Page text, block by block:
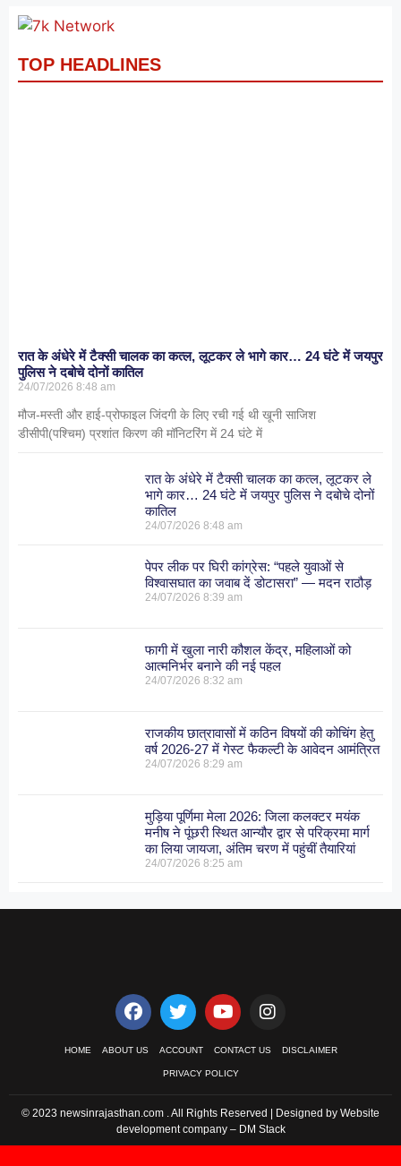
TOP HEADLINES
रात के अंधेरे में टैक्सी चालक का कत्ल, लूटकर ले भागे कार… 24 घंटे में जयपुर
पुलिस ने दबोचे दोनों कातिल
24/07/2026 8:48 am
मौज-मस्ती और हाई-प्रोफाइल जिंदगी के लिए रची गई थी खूनी साजिश
डीसीपी(पश्चिम) प्रशांत किरण की मॉनिटरिंग में 24 घंटे में
रात के अंधेरे में टैक्सी चालक का कत्ल, लूटकर ले
भागे कार… 24 घंटे में जयपुर पुलिस ने दबोचे दोनों
कातिल
24/07/20268:48 am
पेपर लीक पर घिरी कांग्रेस: “पहले युवाओं से
विश्वासघात का जवाब दें डोटासरा” — मदन राठौड़
24/07/20268:39 am
फागी में खुला नारी कौशल केंद्र, महिलाओं को
आत्मनिर्भर बनाने की नई पहल
24/07/20268:32 am
राजकीय छात्रावासों में कठिन विषयों की कोचिंग हेतु
वर्ष 2026-27 में गेस्ट फैकल्टी के आवेदन आमंत्रित
24/07/20268:29 am
मुड़िया पूर्णिमा मेला 2026: जिला कलक्टर मयंक
मनीष ने पूंछरी स्थित आन्यौर द्वार से परिक्रमा मार्ग
का लिया जायजा, अंतिम चरण में पहुंचीं तैयारियां
24/07/20268:25 am
HOME ABOUT US ACCOUNT CONTACT US DISCLAIMER
PRIVACY POLICY
© 2023 newsinrajasthan.com . All Rights Reserved | Designed by Website
development company – DM Stack